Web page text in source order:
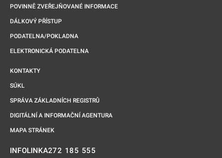
POVINNĚ ZVEŘEJŇOVANÉ INFORMACE
DÁLKOVÝ PŘÍSTUP
PODATELNA/POKLADNA
ELEKTRONICKÁ PODATELNA
KONTAKTY
SÚKL
SPRÁVA ZÁKLADNÍCH REGISTRŮ
DIGITÁLNÍ A INFORMAČNÍ AGENTURA
MAPA STRÁNEK
INFOLINKA272 185 555